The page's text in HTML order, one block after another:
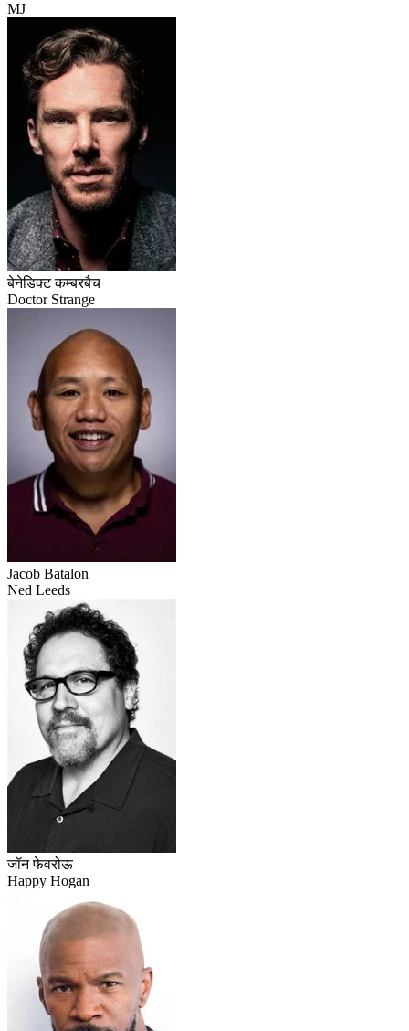
MJ
बेनेडिक्ट कम्बरबैच
Doctor Strange
Jacob Batalon
Ned Leeds
जॉन फेवरोऊ
Happy Hogan